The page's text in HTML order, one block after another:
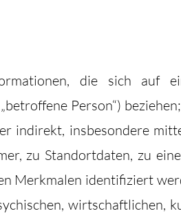
die sich auf
Person“)
indirekt, insbesondere
zu Standortdaten, zu
Merkmalen identifiziert
wirtschaftlichen,